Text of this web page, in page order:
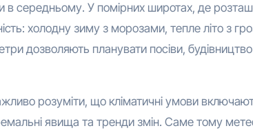
в середньому. У помірних широтах, де
холодну зиму з морозами, тепле літо з
дозволяють планувати посіви,
розуміти, що кліматичні умови
явища та тренди змін. Саме тому